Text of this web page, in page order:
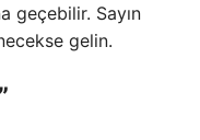
geçebilir. Sayın
gelin.